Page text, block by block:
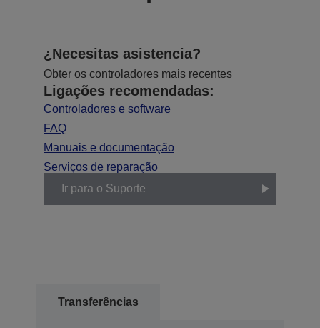
¿Necesitas asistencia?
Obter os controladores mais recentes
Ligações recomendadas:
Controladores e software
FAQ
Manuais e documentação
Serviços de reparação
Ir para o Suporte
Transferências